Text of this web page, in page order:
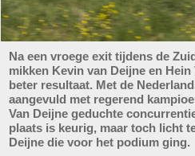
Na een vroege exit tijdens de
mikken Kevin van Deijne en
beter resultaat. Met de
aangevuld met regerend
Van Deijne geduchte
plaats is keurig, maar toch licht
Deijne die voor het podium ging.